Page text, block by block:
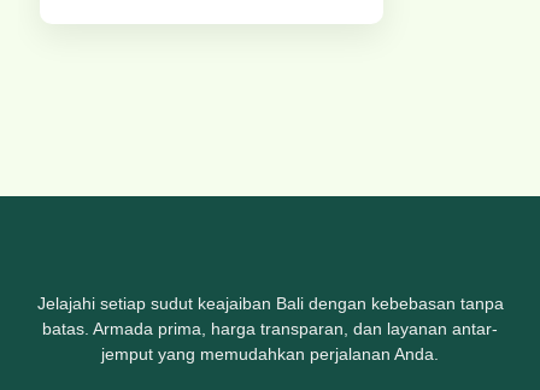
Jelajahi setiap sudut keajaiban Bali dengan kebebasan tanpa
batas. Armada prima, harga transparan, dan layanan antar-
jemput yang memudahkan perjalanan Anda.